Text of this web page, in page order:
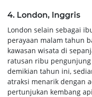
4. London, Inggris
London selain sebagai
perayaan malam tahun
kawasan wisata di
ratusan ribu
demikian tahun ini,
atraksi menarik dengan
pertunjukan kembang